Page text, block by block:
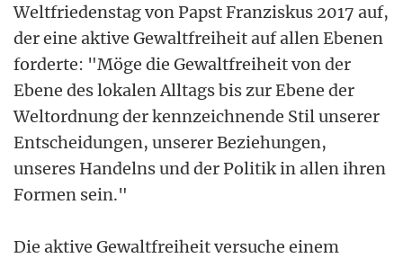
Weltfriedenstag von Papst Franziskus 2017 auf,
der eine aktive Gewaltfreiheit auf allen Ebenen
forderte: "Möge die Gewaltfreiheit von der
Ebene des lokalen Alltags bis zur Ebene der
Weltordnung der kennzeichnende Stil unserer
Entscheidungen, unserer Beziehungen,
unseres Handelns und der Politik in allen ihren
Formen sein."
Die aktive Gewaltfreiheit versuche einem